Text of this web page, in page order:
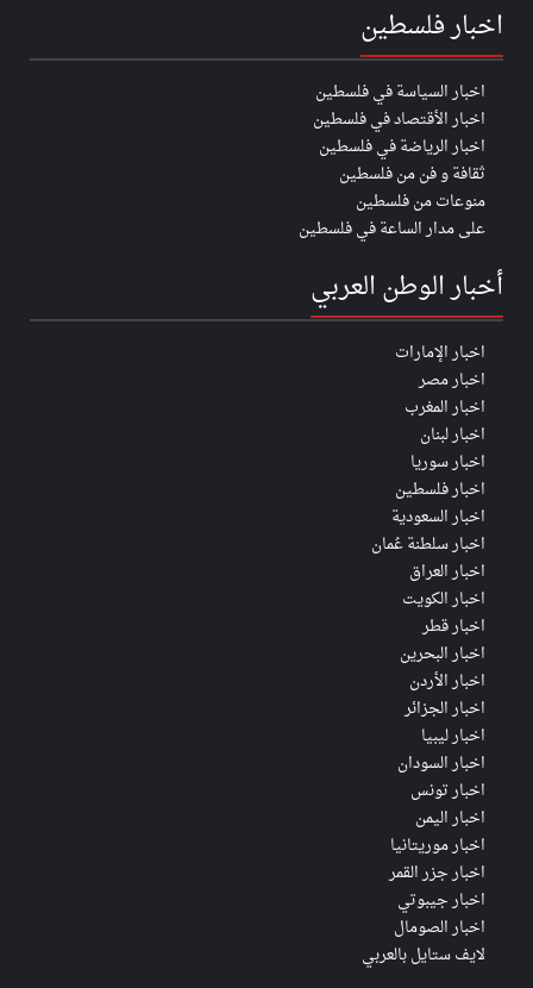
اخبار فلسطين
اخبار السياسة في فلسطين
اخبار الأقتصاد في فلسطين
اخبار الرياضة في فلسطين
ثقافة و فن من فلسطين
منوعات من فلسطين
على مدار الساعة في فلسطين
أخبار الوطن العربي
اخبار الإمارات
اخبار مصر
اخبار المغرب
اخبار لبنان
اخبار سوريا
اخبار فلسطين
اخبار السعودية
اخبار سلطنة عُمان
اخبار العراق
اخبار الكويت
اخبار قطر
اخبار البحرين
اخبار الأردن
اخبار الجزائر
اخبار ليبيا
اخبار السودان
اخبار تونس
اخبار اليمن
اخبار موريتانيا
اخبار جزر القمر
اخبار جيبوتي
اخبار الصومال
لايف ستايل بالعربي